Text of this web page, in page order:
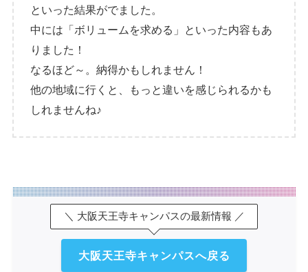
といった結果がでました。
中には「ボリュームを求める」といった内容もあ
りました！
なるほど～。納得かもしれません！
他の地域に行くと、もっと違いを感じられるかも
しれませんね♪
＼ 大阪天王寺キャンパスの最新情報 ／
大阪天王寺キャンパスへ戻る